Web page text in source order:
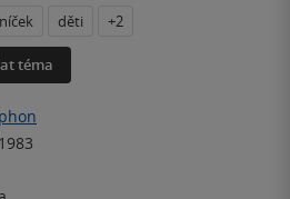
děti +2
téma